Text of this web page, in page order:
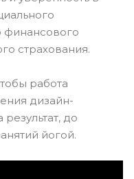
финансового
страхования.
работа
дизайн-
до
йогой.